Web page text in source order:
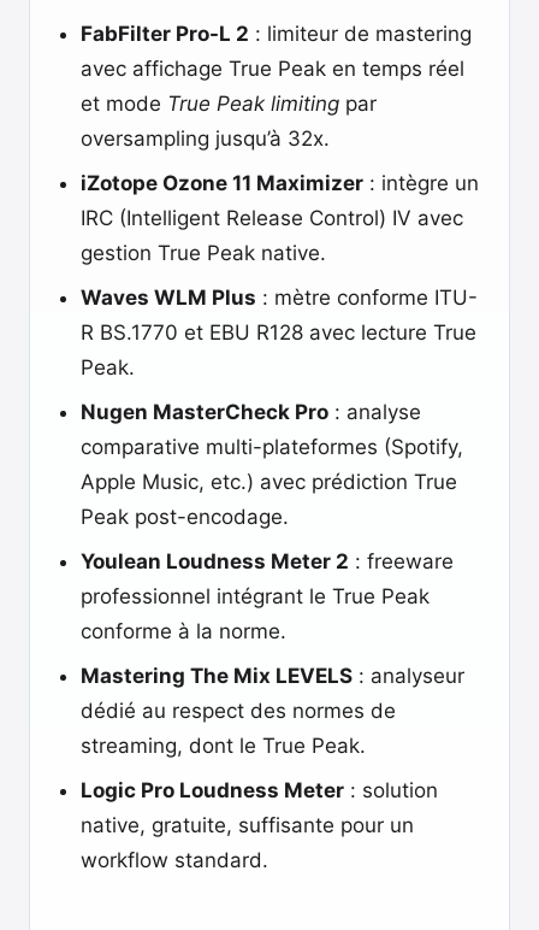
FabFilter Pro-L 2 : limiteur de mastering
avec affichage True Peak en temps réel
et mode True Peak limiting par
oversampling jusqu’à 32x.
iZotope Ozone 11 Maximizer : intègre un
IRC (Intelligent Release Control) IV avec
gestion True Peak native.
Waves WLM Plus : mètre conforme ITU-
R BS.1770 et EBU R128 avec lecture True
Peak.
Nugen MasterCheck Pro : analyse
comparative multi-plateformes (Spotify,
Apple Music, etc.) avec prédiction True
Peak post-encodage.
Youlean Loudness Meter 2 : freeware
professionnel intégrant le True Peak
conforme à la norme.
Mastering The Mix LEVELS : analyseur
dédié au respect des normes de
streaming, dont le True Peak.
Logic Pro Loudness Meter : solution
native, gratuite, suffisante pour un
workflow standard.